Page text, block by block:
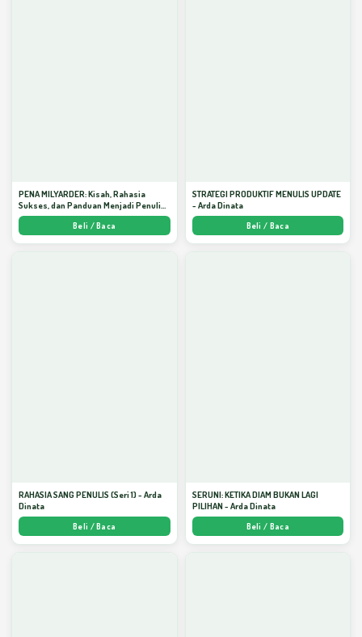
PENA MILYARDER: Kisah, Rahasia
Sukses, dan Panduan Menjadi Penulis 1
Milyar di KBM App dari Nol - Arda Dinata
Beli / Baca
STRATEGI PRODUKTIF MENULIS UPDATE
- Arda Dinata
Beli / Baca
RAHASIA SANG PENULIS (Seri 1) - Arda
Dinata
Beli / Baca
SERUNI: KETIKA DIAM BUKAN LAGI
PILIHAN - Arda Dinata
Beli / Baca